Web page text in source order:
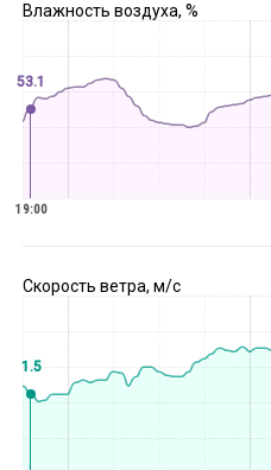
Влажность воздуха, %
53.1
19:00
Скорость ветра, м/с
1.5